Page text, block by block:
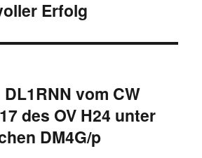
Erfolg
vom CW
des OV H24 unter
DM4G/p